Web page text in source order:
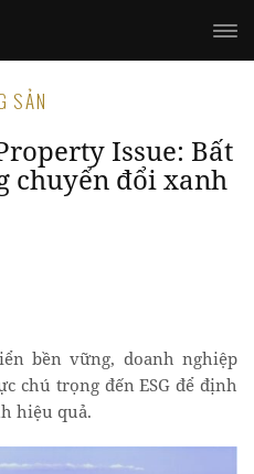
SẢN
Issue: Bất
chuyển đổi xanh
bền vững, doanh nghiệp
chú trọng đến ESG để định
hiệu quả.